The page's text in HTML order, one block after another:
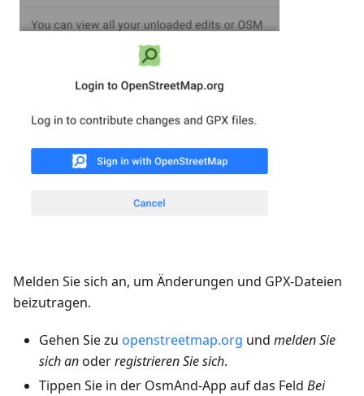
Melden Sie sich an, um Änderungen und GPX-Dateien
beizutragen.
Gehen Sie zu openstreetmap.org und melden Sie
sich anoderregistrieren Sie sich.
Tippen Sie in der OsmAnd-App auf das Feld Bei